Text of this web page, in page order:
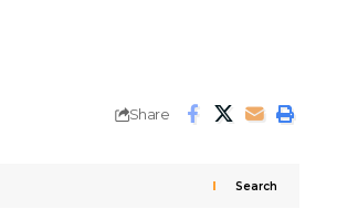
Share
Search